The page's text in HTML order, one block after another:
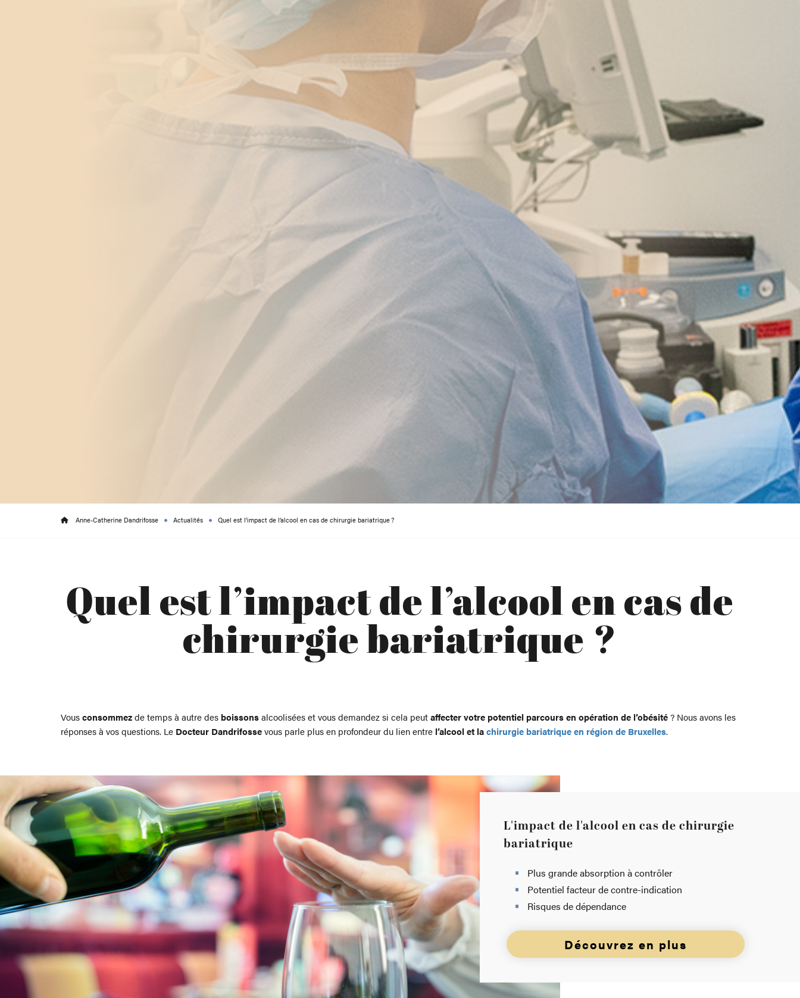
Anne-Catherine Dandrifosse Actualités Quel est l’impact de l’alcool en cas de chirurgie bariatrique ?
Quel est l’impact de l’alcool en cas de
chirurgie bariatrique ?
Vousconsommezde temps à autre des boissonsalcoolisées et vous demandez si cela peutaffecter votre potentiel parcours en opération de l’obésité ? Nous avons les
réponses à vos questions. Le Docteur Dandrifossevous parle plus en profondeur du lien entre l’alcool et lachirurgie bariatrique en région de Bruxelles.
L'impact de l'alcool en cas de chirurgie
bariatrique
Plus grande absorption à contrôler
Potentiel facteur de contre-indication
Risques de dépendance
Découvrez en plus